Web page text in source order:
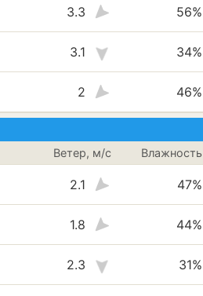
3.3 56%
3.1 34%
2 46%
Ветер, м/с Влажность
2.1 47%
1.8 44%
2.3 31%